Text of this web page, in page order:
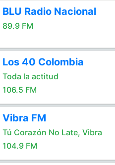
BLU Radio Nacional
89.9 FM
Los 40 Colombia
Toda la actitud
106.5 FM
Vibra FM
Tú Corazón No Late, Vibra
104.9 FM